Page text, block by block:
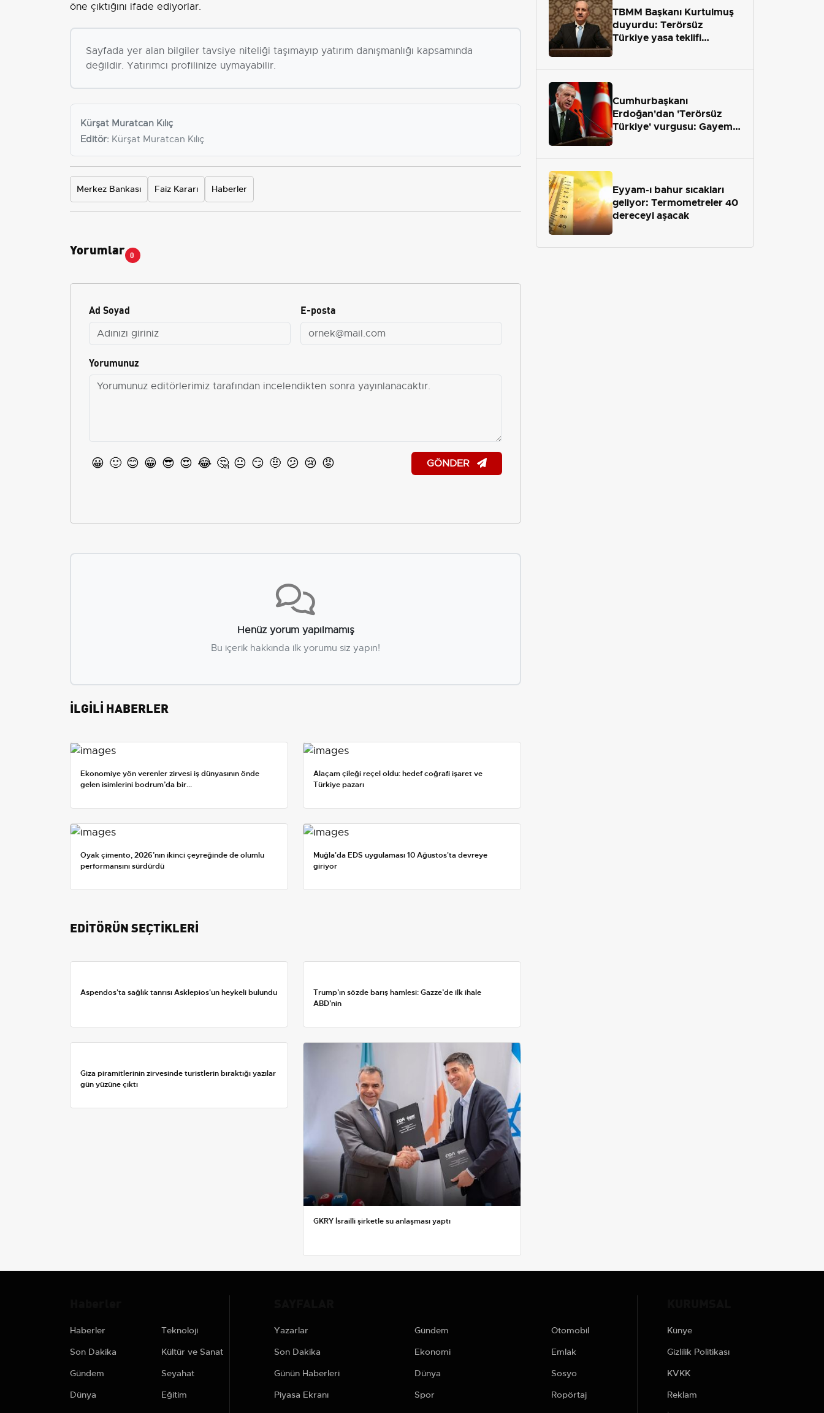
öne çıktığını ifade ediyorlar.
Sayfada yer alan bilgiler tavsiye niteliği taşımayıp yatırım danışmanlığı kapsamında
değildir. Yatırımcı profilinize uymayabilir.
Kürşat Muratcan Kılıç
Editör: Kürşat Muratcan Kılıç
Merkez Bankası Faiz Kararı Haberler
Yorumlar 0
Ad Soyad E-posta
Yorumunuz
😀 🙂 😊 😁 😎 😍 😂 🤔 😐 😏 🤨 😕 😢 😡 GÖNDER
Henüz yorum yapılmamış
Bu içerik hakkında ilk yorumu siz yapın!
İLGİLİ HABERLER
Ekonomiye yön verenler zirvesi iş dünyasının önde
gelen isimlerini bodrum’da bir...
Alaçam çileği reçel oldu: hedef coğrafi işaret ve
Türkiye pazarı
Oyak çimento, 2026’nın ikinci çeyreğinde de olumlu
performansını sürdürdü
Muğla'da EDS uygulaması 10 Ağustos'ta devreye
giriyor
EDİTÖRÜN SEÇTİKLERİ
Aspendos'ta sağlık tanrısı Asklepios'un heykeli bulundu
Trump’ın sözde barış hamlesi: Gazze’de ilk ihale
ABD’nin
Giza piramitlerinin zirvesinde turistlerin bıraktığı yazılar
gün yüzüne çıktı
GKRY İsrailli şirketle su anlaşması yaptı
TBMM Başkanı Kurtulmuş
duyurdu: Terörsüz
Türkiye yasa teklifi
Cumhurbaşkanı
Erdoğan'dan 'Terörsüz
Türkiye' vurgusu: Gayemiz
Eyyam-ı bahur sıcakları
geliyor: Termometreler 40
dereceyi aşacak
Haberler
Son Dakika
Gündem
Dünya
Teknoloji
Kültür ve Sanat
Seyahat
Eğitim
Yazarlar
Son Dakika
Günün Haberleri
Piyasa Ekranı
Gündem
Ekonomi
Dünya
Spor
Otomobil
Emlak
Sosyo
Ropörtaj
Künye
Gizlilik Politikası
KVKK
Reklam